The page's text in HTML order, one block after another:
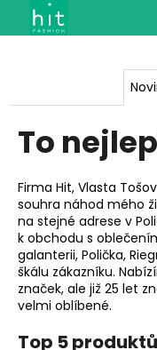
obsah
n
e
j
l
e
p
š
To
Firma Hit, Vlasta
souhra náhod mého
na stejné adrese v
k obchodu s
galanterii, Polička,
škálu zákazníku.
značek, ale již 25 let
velmi oblíbené.
Top 5 produktů
o
k C
p
t
ř
e
b
u
j
e